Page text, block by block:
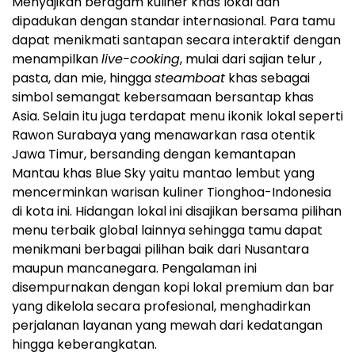
dipadukan dengan standar internasional. Para tamu
dapat menikmati santapan secara interaktif dengan
menampilkanlive-cooking, mulai dari sajian telur ,
pasta, dan mie, hinggasteamboat khas sebagai
simbol semangat kebersamaan bersantap khas
Asia. Selain itu juga terdapat menu ikonik lokal seperti
Rawon Surabaya yang menawarkan rasa otentik
Jawa Timur, bersanding dengan kemantapan
Mantau khas Blue Sky yaitu mantao lembut yang
mencerminkan warisan kuliner Tionghoa-Indonesia
di kota ini. Hidangan lokal ini disajikan bersama pilihan
menu terbaik global lainnya sehingga tamu dapat
menikmani berbagai pilihan baik dari Nusantara
maupun mancanegara. Pengalaman ini
disempurnakan dengan kopi lokal premium dan bar
yang dikelola secara profesional, menghadirkan
perjalanan layanan yang mewah dari kedatangan
hingga keberangkatan.